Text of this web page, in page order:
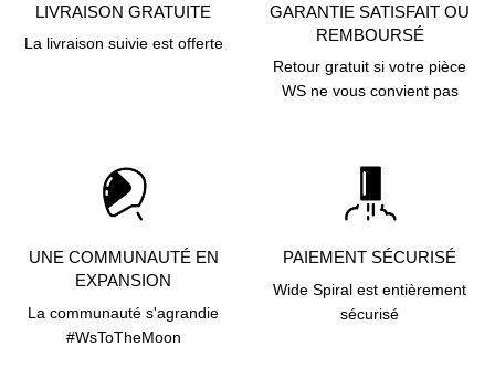
LIVRAISON GRATUITE
La livraison suivie est offerte
GARANTIE SATISFAIT OU
REMBOURSÉ
Retour gratuit si votre pièce
WS ne vous convient pas
UNE COMMUNAUTÉ EN
EXPANSION
La communauté s'agrandie
#WsToTheMoon
PAIEMENT SÉCURISÉ
Wide Spiral est entièrement
sécurisé